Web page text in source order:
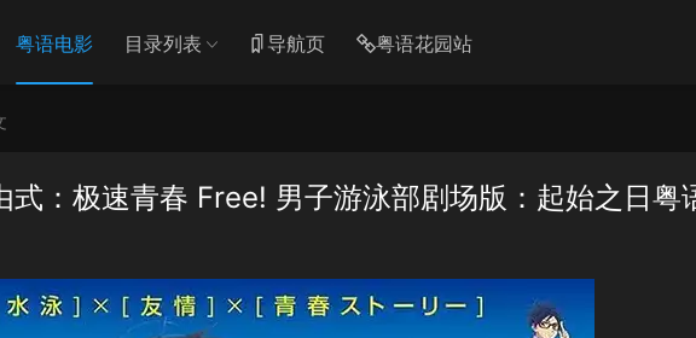
粤语电影 目录列表 导航页 粤语花园站
式：极速青春 Free! 男子游泳部剧场版：起始之日粤